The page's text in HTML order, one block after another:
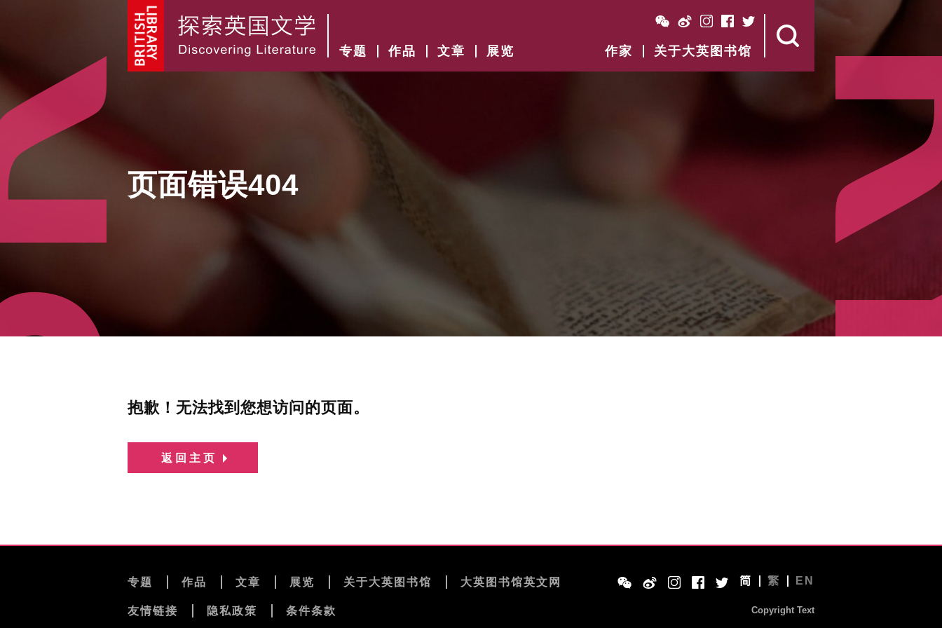
专题 作品 文章 展览 作家 关于大英图书馆
页面错误404
抱歉！无法找到您想访问的页面。
返回主页
专题 作品 文章 展览 关于大英图书馆 大英图书馆英文网
友情链接 隐私政策 条件条款
简 繁 EN
Copyright Text